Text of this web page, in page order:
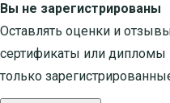
Вы не зарегистрированы
Оставлять оценки и
сертификаты или дипломы
только